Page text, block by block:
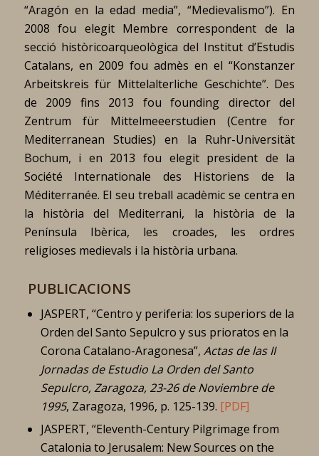
“Aragón en la edad media”, “Medievalismo”). En
2008 fou elegit Membre correspondent de la
secció històricoarqueològica del Institut d’Estudis
Catalans, en 2009 fou admès en el “Konstanzer
Arbeitskreis für Mittelalterliche Geschichte”. Des
de 2009 fins 2013 fou founding director del
Zentrum für Mittelmeeerstudien (Centre for
Mediterranean Studies) en la Ruhr-Universität
Bochum, i en 2013 fou elegit president de la
Société Internationale des Historiens de la
Méditerranée. El seu treball acadèmic se centra en
la història del Mediterrani, la història de la
Península Ibèrica, les croades, les ordres
religioses medievals i la història urbana.
PUBLICACIONS
JASPERT, “Centro y periferia: los superiors de la
Orden del Santo Sepulcro y sus prioratos en la
Corona Catalano-Aragonesa”, Actas de las II
Jornadas de Estudio La Orden del Santo
Sepulcro, Zaragoza, 23-26 de Noviembre de
1995, Zaragoza, 1996, p. 125-139. [PDF]
JASPERT, “Eleventh-Century Pilgrimage from
Catalonia to Jerusalem: New Sources on the